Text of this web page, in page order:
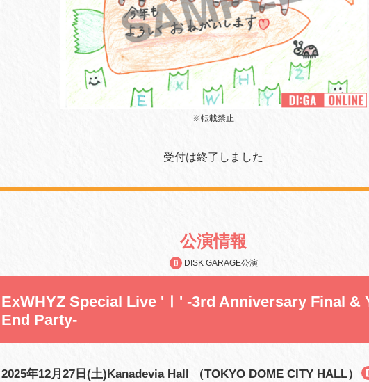
※転載禁止
受付は終了しました
公演情報
DISK GARAGE公演
ExWHYZ Special Live 'Ⅰ' -3rd Anniversary Final &
End Party-
2025年12月27日(土)Kanadevia Hall （TOKYO DOME CITY HALL）